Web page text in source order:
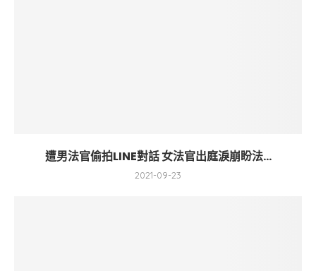
遭男法官偷拍LINE對話 女法官出庭淚崩盼法...
2021-09-23